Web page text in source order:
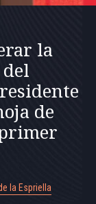
la
de
la Espriella